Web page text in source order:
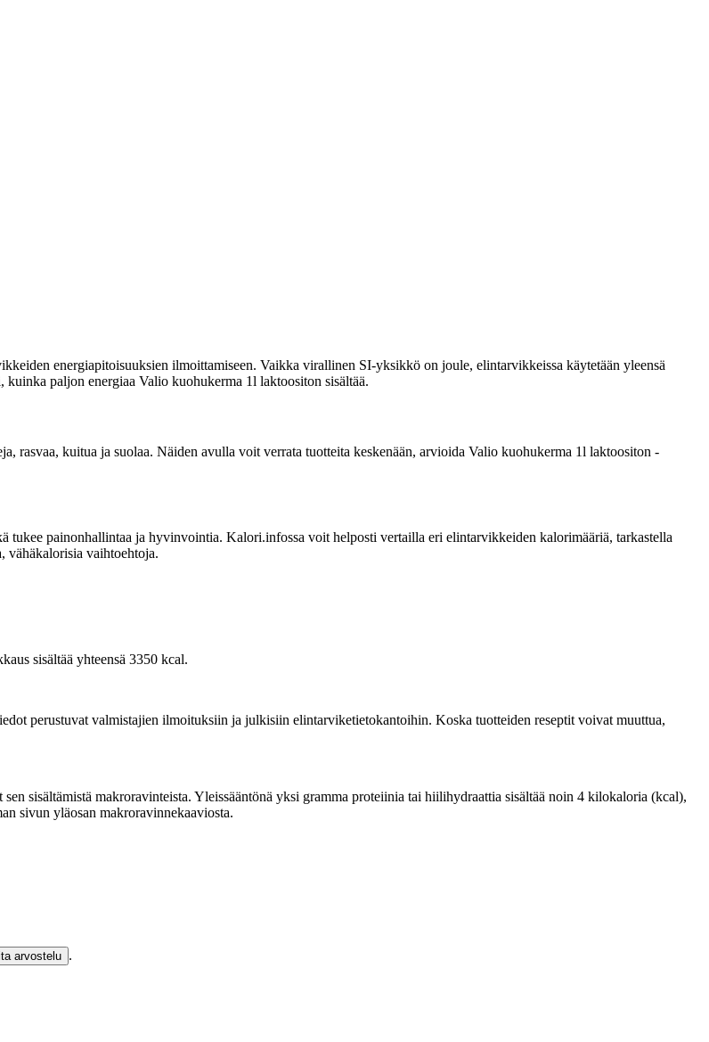
energiapitoisuuksien ilmoittamiseen. Vaikka virallinen SI-yksikkö on joule, elintarvikkeissa käytetään yleensä
paljon energiaa Valio kuohukerma 1l laktoositon sisältää.
rasvaa, kuitua ja suolaa. Näiden avulla voit verrata tuotteita keskenään, arvioida Valio kuohukerma 1l laktoositon -
tukee painonhallintaa ja hyvinvointia. Kalori.infossa voit helposti vertailla eri elintarvikkeiden kalorimääriä, tarkastella
vähäkalorisia vaihtoehtoja.
sisältää yhteensä 3350 kcal.
perustuvat valmistajien ilmoituksiin ja julkisiin elintarviketietokantoihin. Koska tuotteiden reseptit voivat muuttua,
sisältämistä makroravinteista. Yleissääntönä yksi gramma proteiinia tai hiilihydraattia sisältää noin 4 kilokaloria (kcal),
sivun yläosan makroravinnekaaviosta.
arvostelu .